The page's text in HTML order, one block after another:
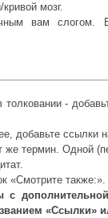
мозг.
вам слогом.
-
добавьте ссылки
термин. Одной
«Смотрите
с
«Ссылки»